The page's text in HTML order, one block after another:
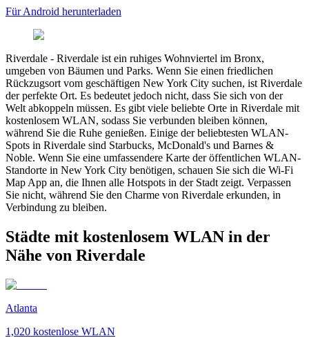
Für Android herunterladen
Riverdale - Riverdale ist ein ruhiges Wohnviertel im Bronx,
umgeben von Bäumen und Parks. Wenn Sie einen friedlichen
Rückzugsort vom geschäftigen New York City suchen, ist Riverdale
der perfekte Ort. Es bedeutet jedoch nicht, dass Sie sich von der
Welt abkoppeln müssen. Es gibt viele beliebte Orte in Riverdale mit
kostenlosem WLAN, sodass Sie verbunden bleiben können,
während Sie die Ruhe genießen. Einige der beliebtesten WLAN-
Spots in Riverdale sind Starbucks, McDonald's und Barnes &
Noble. Wenn Sie eine umfassendere Karte der öffentlichen WLAN-
Standorte in New York City benötigen, schauen Sie sich die Wi-Fi
Map App an, die Ihnen alle Hotspots in der Stadt zeigt. Verpassen
Sie nicht, während Sie den Charme von Riverdale erkunden, in
Verbindung zu bleiben.
Städte mit kostenlosem WLAN in der
Nähe von Riverdale
Atlanta
1,020 kostenlose WLAN